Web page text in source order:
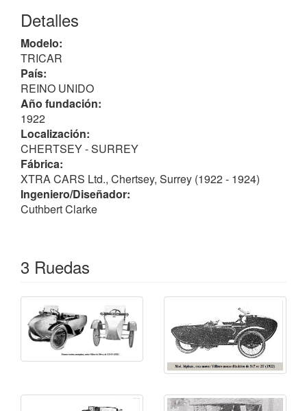
sociable .
En noviembre de 1922, presentaron, también en el
Olympia Show
JAPV-twinde 976 cc, 8.0 CV, en lugar del VILLIERS.
La firma entró en liquidación voluntaria en mayo de
1924, finalizando la producción y entrando en
quiebra durante el mes de julio de 1926.
Se desconoce el número de unidades fabricadas.
Detalles
Modelo:
TRICAR
País:
REINO UNIDO
Año fundación:
1922
Localización:
CHERTSEY - SURREY
Fábrica:
XTRA CARS Ltd., Chertsey, Surrey (1922 - 1924)
Ingeniero/Diseñador:
Cuthbert Clarke
3 Ruedas